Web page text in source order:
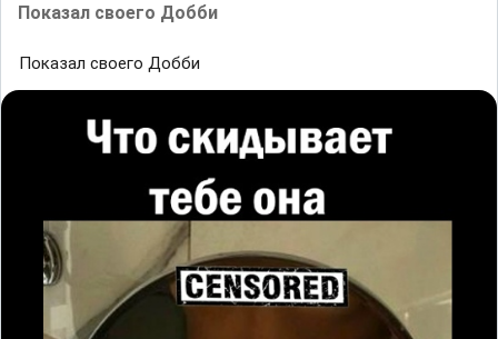
Показал своего Добби
Показал своего Добби